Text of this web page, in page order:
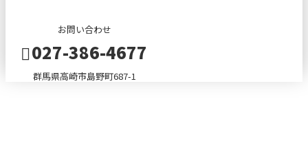
お問い合わせ
027-386-4677
群馬県高崎市島野町687-1